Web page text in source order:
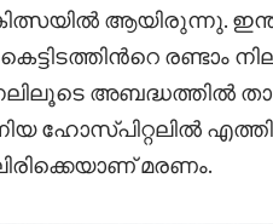
രണ്ടാം
അബദ്ധത്തിൽ
ഹോസ്പിറ്റലിൽ
മരണം.